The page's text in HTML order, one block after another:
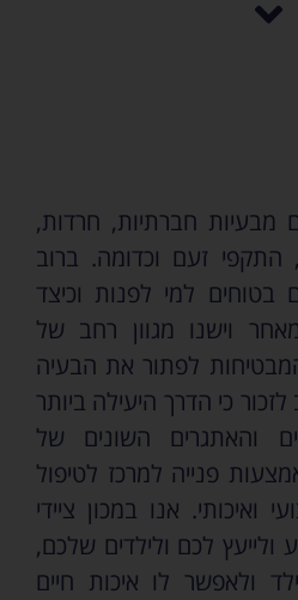
מבעיות חברתיות, חרדות,
התקפי זעם וכדומה. ברוב
בטוחים למי לפנות וכיצד
וישנו מגוון רחב של
לפתור את הבעיה
כי הדרך היעילה ביותר
והאתגרים השונים של
פנייה למרכז לטיפול
ואיכותי. אנו במכון ציידי
לכם ולילדים שלכם,
ולאפשר לו איכות חיים